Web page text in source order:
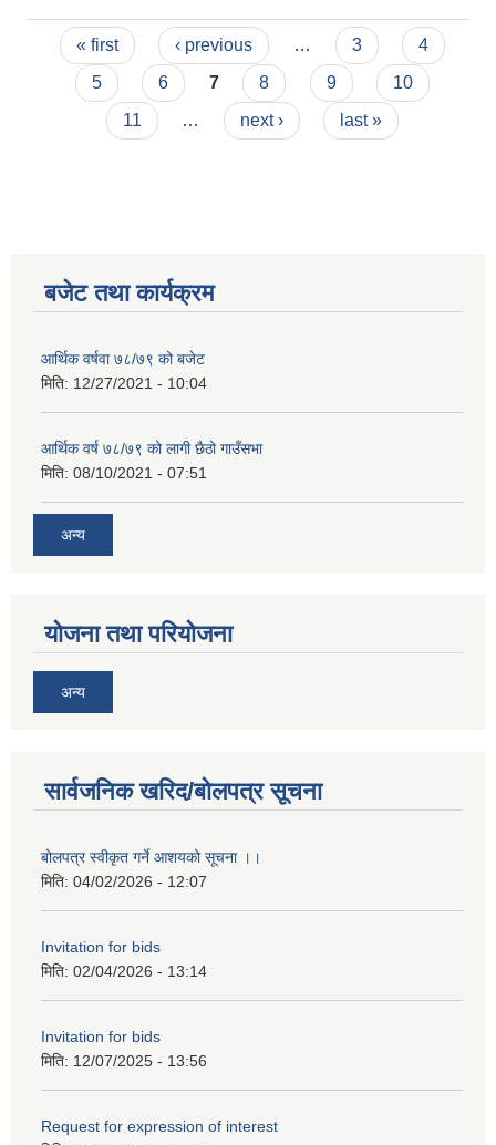
Pages
« first ‹ previous … 3
4
5
6 7 8 9
10
11
… next › last »
बजेट तथा कार्यक्रम
आर्थिक वर्षवा ७८/७९ को बजेट
मिति: 12/27/2021 - 10:04
आर्थिक वर्ष ७८/७९ को लागी छैठो गाउँसभा
मिति: 08/10/2021 - 07:51
अन्य
योजना तथा परियोजना
अन्य
सार्वजनिक खरिद/बोलपत्र सूचना
बोलपत्र स्वीकृत गर्ने आशयको सूचना ।।
मिति: 04/02/2026 - 12:07
Invitation for bids
मिति: 02/04/2026 - 13:14
Invitation for bids
मिति: 12/07/2025 - 13:56
Request for expression of interest